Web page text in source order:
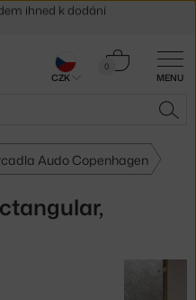
MENU
0
Košík
Audo Copenhagen
zboží
CZK